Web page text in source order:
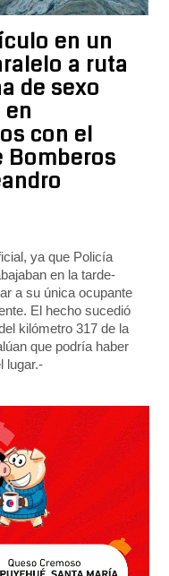
en un
a ruta
de sexo
con el
Bomberos
ya que Policía
en la tarde-
a su única ocupante
El hecho sucedió
kilómetro 317 de la
que podría haber
lugar.-